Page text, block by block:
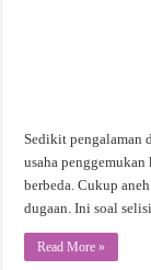
Sedikit pengalaman
usaha
berbeda. Cukup
dugaan. Ini soal
Read More »